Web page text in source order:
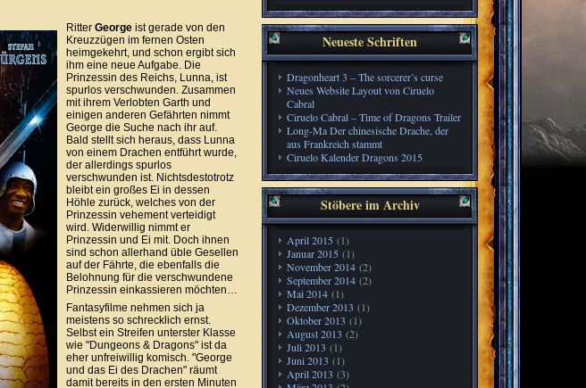
Ritter George ist gerade von den
Kreuzzügen im fernen Osten
heimgekehrt, und schon ergibt sich
ihm eine neue Aufgabe. Die
Prinzessin des Reichs, Lunna, ist
spurlos verschwunden. Zusammen
mit ihrem Verlobten Garth und
einigen anderen Gefährten nimmt
George die Suche nach ihr auf.
Bald stellt sich heraus, dass Lunna
von einem Drachen entführt wurde,
der allerdings spurlos
verschwunden ist. Nichtsdestotrotz
bleibt ein großes Ei in dessen
Höhle zurück, welches von der
Prinzessin vehement verteidigt
wird. Widerwillig nimmt er
Prinzessin und Ei mit. Doch ihnen
sind schon allerhand üble Gesellen
auf der Fährte, die ebenfalls die
Belohnung für die verschwundene
Prinzessin einkassieren möchten…
Fantasyfilme nehmen sich ja
meistens so schrecklich ernst.
Selbst ein Streifen unterster Klasse
wie "Dungeons & Dragons" ist da
eher unfreiwillig komisch. "George
und das Ei des Drachen" räumt
damit bereits in den ersten Minuten
Neueste Schriften
Dragonheart 3 – The sorcerer’s curse
Neues Website Layout von Ciruelo
Cabral
Ciruelo Cabral – Time of Dragons Trailer
Long-Ma Der chinesische Drache, der
aus Frankreich stammt
Ciruelo Kalender Dragons 2015
Stöbere im Archiv
April 2015 (1)
Januar 2015 (1)
November 2014 (2)
September 2014 (2)
Mai 2014 (1)
Dezember 2013 (1)
Oktober 2013 (1)
August 2013 (2)
Juli 2013 (1)
Juni 2013 (1)
April 2013 (3)